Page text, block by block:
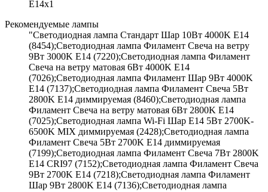
E14х1
Рекомендуемые лампы
"Светодиодная лампа Стандарт Шар 10Вт 4000K E14
(8454);Светодиодная лампа Филамент Свеча на ветру
9Вт 3000K E14 (7220);Светодиодная лампа Филамент
Свеча на ветру матовая 6Вт 4000K E14
(7026);Светодиодная лампа Филамент Шар 9Вт 4000K
E14 (7137);Светодиодная лампа Филамент Свеча 5Вт
2800K E14 диммируемая (8460);Светодиодная лампа
Филамент Свеча на ветру матовая 6Вт 2800K E14
(7025);Светодиодная лампа Wi-Fi Шар E14 5Вт 2700K-
6500K MIX диммируемая (2428);Светодиодная лампа
Филамент Свеча 5Вт 2700K E14 диммируемая
(7199);Светодиодная лампа Филамент Свеча 7Вт 2800K
E14 CRI97 (7152);Светодиодная лампа Филамент Свеча
9Вт 2700K E14 (7218);Светодиодная лампа Филамент
Шар 9Вт 2800K E14 (7136);Светодиодная лампа